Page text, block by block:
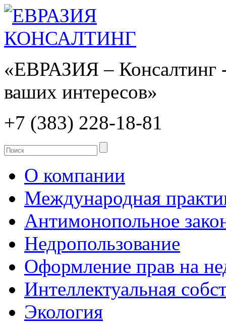
«ЕВРАЗИЯ – Консалтинг
ваших интересов»
+7 (383) 228-18-81
О компании
Международная
Антимонопольное
Недропользование
Оформление прав на
Интеллектуальная
Экология